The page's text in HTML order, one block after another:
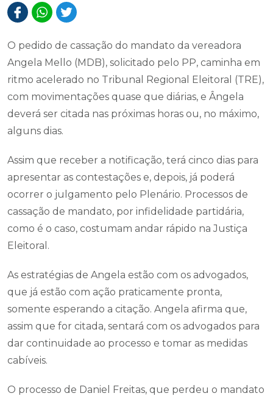
O pedido de cassação do mandato da vereadora
Angela Mello (MDB), solicitado pelo PP, caminha em
ritmo acelerado no Tribunal Regional Eleitoral (TRE),
com movimentações quase que diárias, e Ângela
deverá ser citada nas próximas horas ou, no máximo,
alguns dias.
Assim que receber a notificação, terá cinco dias para
apresentar as contestações e, depois, já poderá
ocorrer o julgamento pelo Plenário. Processos de
cassação de mandato, por infidelidade partidária,
como é o caso, costumam andar rápido na Justiça
Eleitoral.
As estratégias de Angela estão com os advogados,
que já estão com ação praticamente pronta,
somente esperando a citação. Angela afirma que,
assim que for citada, sentará com os advogados para
dar continuidade ao processo e tomar as medidas
cabíveis.
O processo de Daniel Freitas, que perdeu o mandato